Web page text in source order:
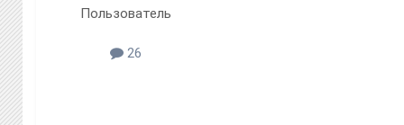
Пользователь
26